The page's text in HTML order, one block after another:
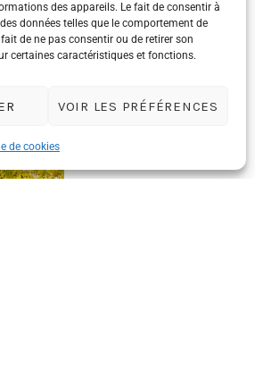
des appareils. Le fait de consentir à
données telles que le comportement de
de ne pas consentir ou de retirer son
certaines caractéristiques et fonctions.
VOIR LES PRÉFÉRENCES
de cookies